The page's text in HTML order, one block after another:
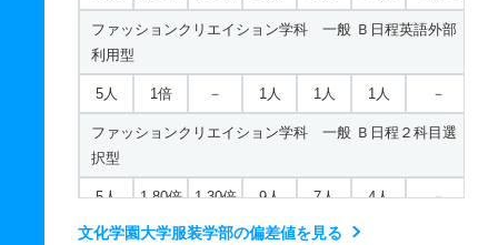
ファッションクリエイション学科 一般 Ｂ日程英語外部
利用型
5人 1倍 － 1人 1人 1人 －
ファッションクリエイション学科 一般 Ｂ日程２科目選
択型
5人 1.80倍 1.30倍 9人 7人 4人 －
ファッションクリエイション学科 一般 共テ １期１科
文化学園大学服装学部の偏差値を見る